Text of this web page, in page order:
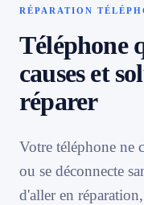
📱 Réparation
📍 LOCALITÉS
Région d'Yverdon
RÉPARATION
Téléphone
causes et
réparer
Votre téléphone ne
ou se déconnecte
d'aller en1. Testez un autre